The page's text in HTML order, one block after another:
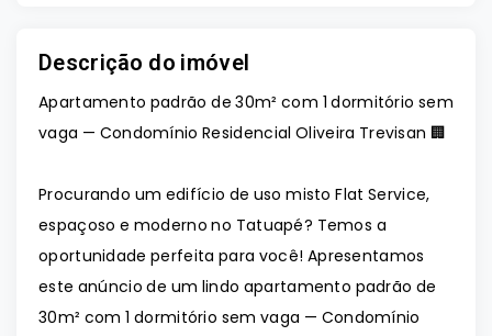
Descrição do imóvel
Apartamento padrão de 30m² com 1 dormitório sem
vaga — Condomínio Residencial Oliveira Trevisan 🏢
Procurando um edifício de uso misto Flat Service,
espaçoso e moderno no Tatuapé? Temos a
oportunidade perfeita para você! Apresentamos
este anúncio de um lindo apartamento padrão de
30m² com 1 dormitório sem vaga — Condomínio